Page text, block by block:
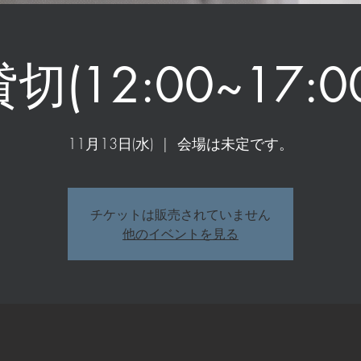
切
11月13日(水)
  |
会場は未定です。
チケットは販売されていません
他のイベントを見る